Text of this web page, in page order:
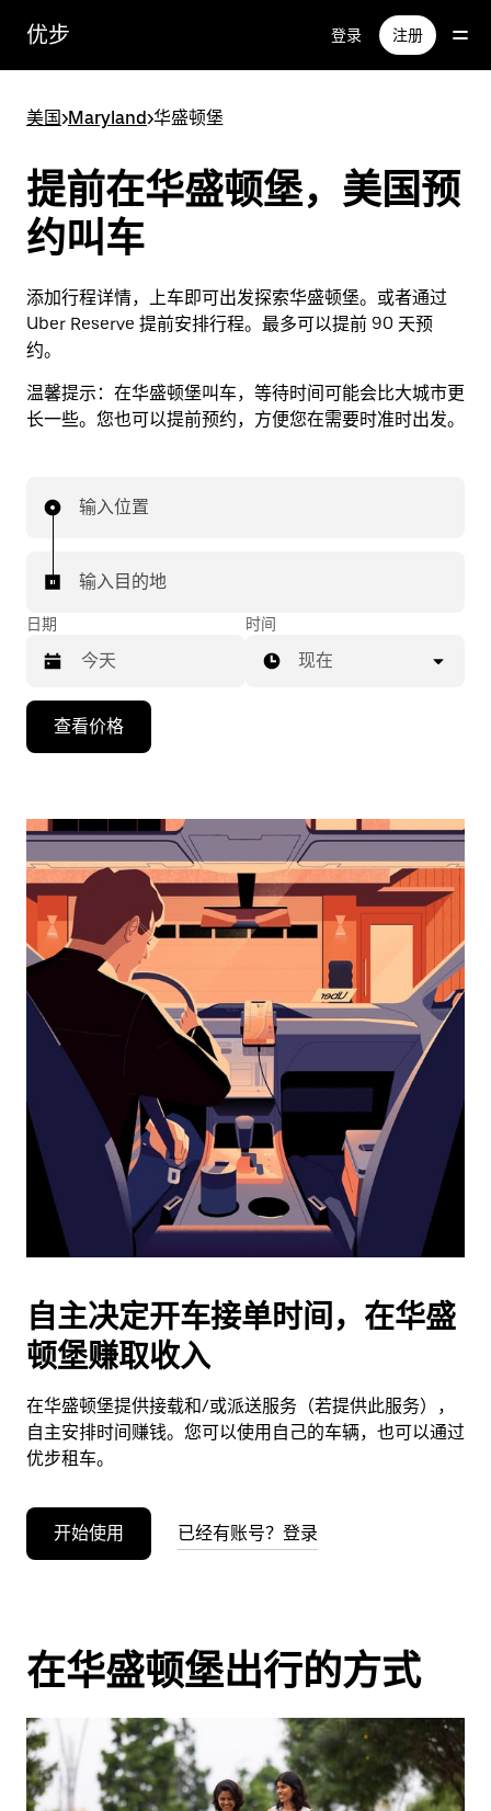
优步 登录 注册
美国>Maryland>华盛顿堡
提前在华盛顿堡，美国预
约叫车
添加行程详情，上车即可出发探索华盛顿堡。或者通过
Uber Reserve 提前安排行程。最多可以提前 90 天预
约。
温馨提示： 在华盛顿堡叫车，等待时间可能会比大城市更
长一些。您也可以提前预约，方便您在需要时准时出发。
输入位置
输入目的地
日期
向
头
浏
日
并
期。
按
退
闭
日
历。
时间
现在
查看价格
自主决定开车接单时间，在华盛
顿堡赚取收入
在华盛顿堡提供接载和/或派送服务（若提供此服务），
自主安排时间赚钱。您可以使用自己的车辆，也可以通过
优步租车。
开始使用 已经有账号？登录
在华盛顿堡出行的方式